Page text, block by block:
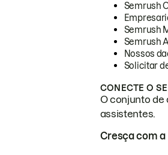
Semrush
Semrush
Semrush
Nossos
Solicitar
CONECTE O
O conjunto de
assistentes.
Cresça com a